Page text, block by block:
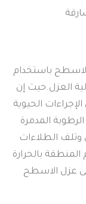
باستخدام
العزل.حيث إن
الحيوية
المدمرة
وتلف الطلاءات
بالحرارة
عزل الاسطح